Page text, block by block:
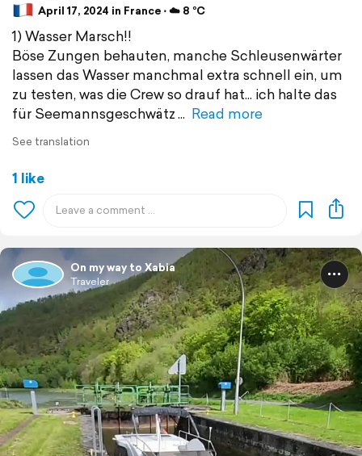
April 17, 2024 in France ⋅ ☁️ 8 °C
1) Wasser Marsch!!
Böse Zungen behauten, manche Schleusenwärter
lassen das Wasser manchmal extra schnell ein, um
zu testen, was die Crew so drauf hat... ich halte das
für Seemannsgeschwätz
Read more
See translation
1 like
On my way to Xabia
Traveler